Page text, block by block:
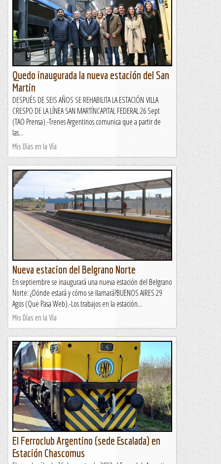
Quedo inaugurada la nueva estación del San
Martin
DESPUÉS DE SEIS AÑOS SE REHABILITA LA ESTACIÓN VILLA
CRESPO DE LA LÍNEA SAN MARTÍNCAPITAL FEDERAL 26 Sept
(TAO Prensa).-Trenes Argentinos comunica que a partir de
las...
Mis Días en la Vía
Nueva estacion del Belgrano Norte
En septiembre se inaugurará una nueva estación del Belgrano
Norte: ¿Dónde estará y cómo se llamará?BUENOS AIRES 29
Agos (Que Pasa Web).-Los trabajos en la estación...
Mis Días en la Vía
El Ferroclub Argentino (sede Escalada) en
Estación Chascomus